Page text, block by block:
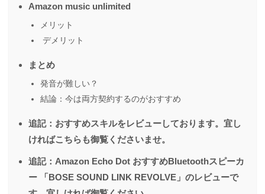
Amazon music unlimited
メリット
デメリット
まとめ
発音が難しい？
結論：今は両方契約するのがおすすめ
追記：おすすめスキルをレビューしております。宜し
ければこちらも御覧くださいませ。
追記：Amazon Echo Dot おすすめBluetoothスピーカ
ー 「BOSE SOUND LINK REVOLVE」のレビューで